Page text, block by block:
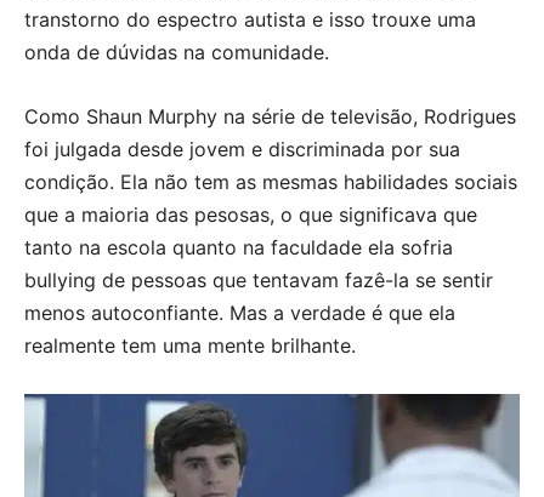
transtorno do espectro autista e isso trouxe uma
onda de dúvidas na comunidade.
Como Shaun Murphy na série de televisão, Rodrigues
foi julgada desde jovem e discriminada por sua
condição. Ela não tem as mesmas habilidades sociais
que a maioria das pesosas, o que significava que
tanto na escola quanto na faculdade ela sofria
bullying de pessoas que tentavam fazê-la se sentir
menos autoconfiante. Mas a verdade é que ela
realmente tem uma mente brilhante.